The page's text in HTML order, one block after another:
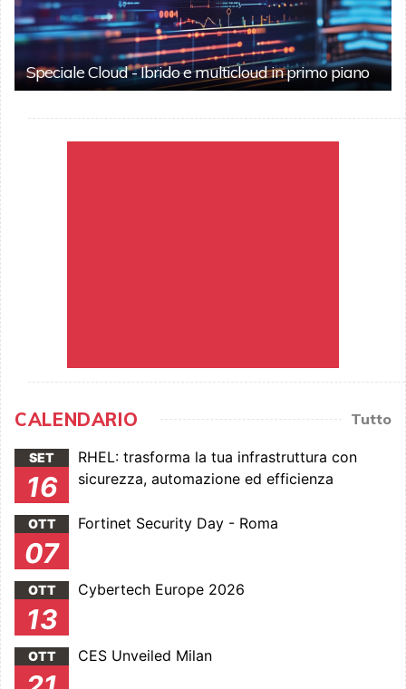
Speciale Cloud - Ibrido e multicloud in primo piano
CALENDARIO Tutto
SET
16
RHEL: trasforma la tua infrastruttura con
sicurezza, automazione ed efficienza
OTT
07
Fortinet Security Day - Roma
OTT
13
Cybertech Europe 2026
OTT CES Unveiled Milan